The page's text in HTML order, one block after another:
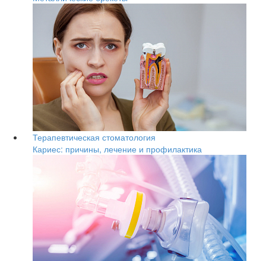
Терапевтическая стоматология
Кариес: причины, лечение и профилактика